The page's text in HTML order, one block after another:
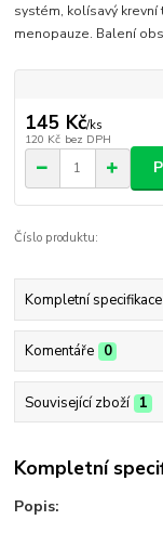
systém, kolísavý
menopauze. Balení
145 Kč/ks
120 Kč bez DPH
Číslo produktu:
Kompletní specifikace
Komentáře 0
Související zboží 1
Kompletní
Popis: